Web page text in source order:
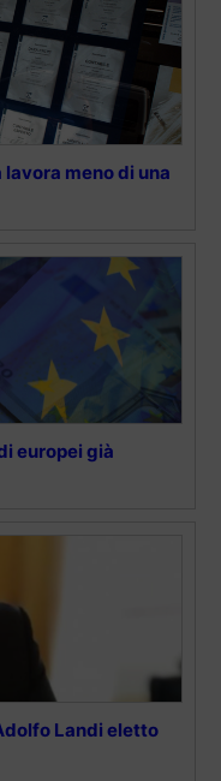
meno di una
europei già
Landi eletto